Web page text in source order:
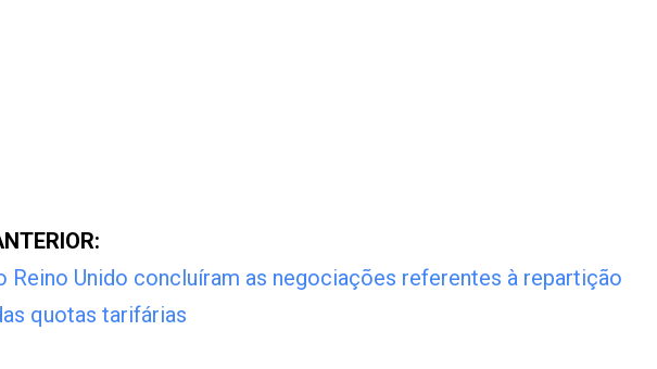
Reino Unido concluíram as negociações referentes à repartição
quotas tarifárias